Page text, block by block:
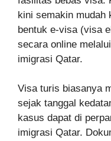
kini semakin mudah
bentuk e-visa (visa
secara online
imigrasi Qatar.
Visa turis biasanya
sejak tanggal
kasus dapat di
imigrasi Qatar.